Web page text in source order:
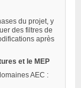
du projet, y
des filtres de
après
et le MEP
AEC :